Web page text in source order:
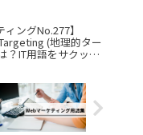
ィングNo.277】
(地理的ター
？IT用語をサクッと